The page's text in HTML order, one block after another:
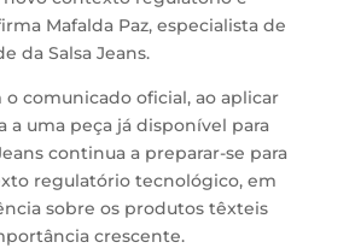
Mafalda Paz, especialista de
da Salsa Jeans.
o comunicado oficial, ao aplicar
a uma peça já disponível para
continua a preparar-se para
regulatório tecnológico, em
sobre os produtos têxteis
crescente.